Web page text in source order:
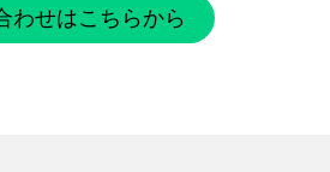
わせはこちらから